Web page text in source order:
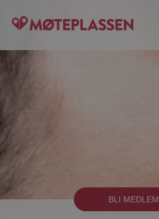
BLI MEDLEM